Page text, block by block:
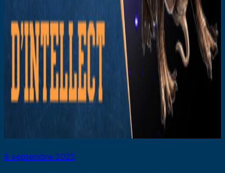
8 septembre 2025